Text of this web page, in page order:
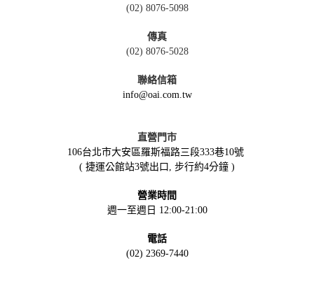
(02) 8076-5098
傳真
(02) 8076-5028
聯絡信箱
info@oai.com.tw
直營門市
106台北市大安區羅斯福路三段333巷10號
( 捷運公館站3號出口, 步行約4分鐘 )
營業時間
週一至週日 12:00-21:00
電話
(02) 2369-7440